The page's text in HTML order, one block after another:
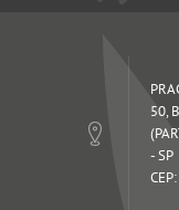
50,
-SP